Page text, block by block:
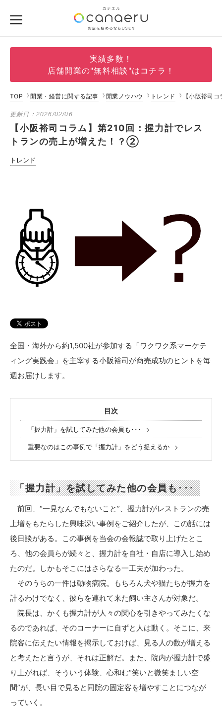
実績多数！
店舗開業の"無料相談"はコチラ！
TOP 開業・経営に関する記事 開業ノウハウ トレンド 【小阪裕司
更新日： 2026/02/06
【小阪裕司コラム】第210回：握力計でレス
トランの売上が増えた！？②
トレンド
全国・海外から約1,500社が参加する「ワクワク系マーケテ
ィング実践会」を主宰する小阪裕司が商売成功のヒントを毎
週お届けします。
目次
「握力計」を試してみた他の会員も･･･
重要なのはこの事例で「握力計」をどう捉えるか
「握力計」を試してみた他の会員も･･･
前回、“一見なんでもないこと”、握力計がレストランの売
上増をもたらした興味深い事例をご紹介したが、この話には
後日談がある。この事例を当会の会報誌で取り上げたとこ
ろ、他の会員らが続々と、握力計を自社・自店に導入し始め
たのだ。しかもそこにはさらなる一工夫が加わった。
そのうちの一件は動物病院。もちろん犬や猫たちが握力を
計るわけでなく、彼らを連れて来た飼い主さんが対象だ。
院長は、かくも握力計が人々の関心を引きやってみたくな
るのであれば、そのコーナーに自ずと人は動く。そこに、来
院客に伝えたい情報を掲示しておけば、見る人の数が増える
と考えたと言うが、それは正解だ。また、院内が握力計で盛
り上がれば、そういう体験、心和む“笑いと微笑ましい空
間”が、長い目で見ると同院の固定客を増やすことにつなが
っていく。